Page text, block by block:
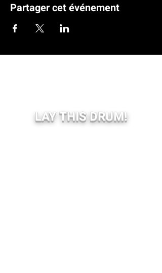
Partager cet événement
LAY THIS DRUM!